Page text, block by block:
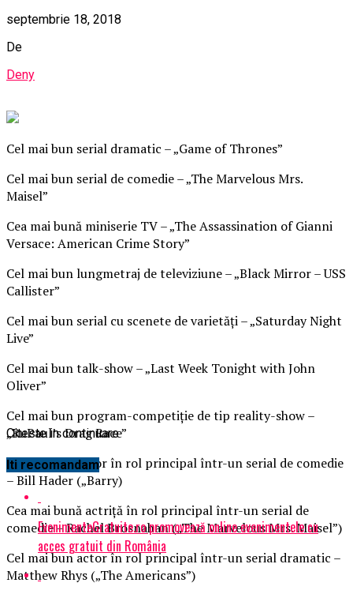
septembrie 18, 2018
De
Deny
Cel mai bun serial dramatic – „Game of Thrones”
Cel mai bun serial de comedie – „The Marvelous Mrs.
Maisel”
Cea mai bună miniserie TV – „The Assassination of Gianni
Versace: American Crime Story”
Cel mai bun lungmetraj de televiziune – „Black Mirror – USS
Callister”
Cel mai bun serial cu scenete de varietăţi – „Saturday Night
Live”
Cel mai bun talk-show – „Last Week Tonight with John
Oliver”
Cel mai bun program-competiţie de tip reality-show –
„RuPaul’s Drag Race”
Cel mai bun actor în rol principal într-un serial de comedie
– Bill Hader („Barry)
Cea mai bună actriţă în rol principal într-un serial de
comedie – Rachel Brosnahan („The Marvelous Mrs. Maisel”)
Cel mai bun actor în rol principal într-un serial dramatic –
Matthew Rhys („The Americans”)
Citeste in continuare
Iti recomandam
EvenimenteGratuite.ro promovează online evenimentele cu
acces gratuit din România